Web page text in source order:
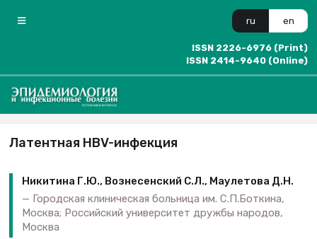
ru en
ISSN 2226-6976 (Print)
ISSN 2414-9640 (Online)
Латентная HBV-инфекция
Никитина Г.Ю., Вознесенский С.Л., Маулетова Д.Н.
Городская клиническая больница им. С.П.Боткина,
Москва; Российский университет дружбы народов,
Москва